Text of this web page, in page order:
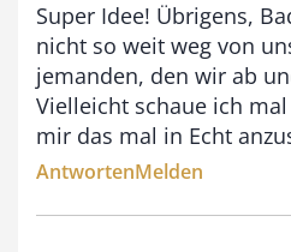
b
i
s
9
,
Super Idee! Übrigens,
nicht so weit weg von
jemanden, den wir ab
Vielleicht schaue ich
mir das mal in Echt
AntwortenMelden